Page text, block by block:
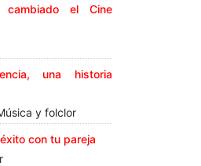
el Cine
una historia
y folclor
con tu pareja